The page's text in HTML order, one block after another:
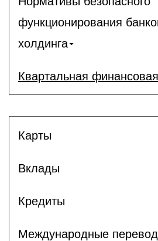
функционирования
холдинга
Квартальная
Карты
Вклады
Кредиты
Международные